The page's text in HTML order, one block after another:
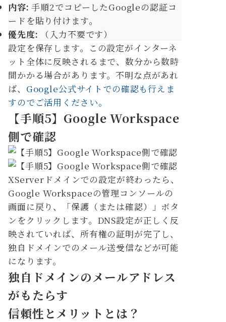
内容: 手順2でコピーしたGoogleの認証コ
ードを貼り付けます。
優先度: （入力不要です）
設定を保存します。この設定がインターネ
ット全体に反映されるまで、数分から数時
間かかる場合があります。不明な点があれ
ば、 Google公式サイトでの確認も行えま
すのでご活用ください。
【手順5】Google Workspace
側で確認
XServerドメインでの設定が終わったら、
Google Workspaceの管理コンソールの
画面に戻り、「保護（または確認）」ボタ
ンをクリックします。DNS設定が正しく反
映されていれば、所有権の証明が完了し、
独自ドメインでのメール送受信などが可能
になります。
独自ドメインのメールアドレス
がもたらす
信頼性とメリットとは？